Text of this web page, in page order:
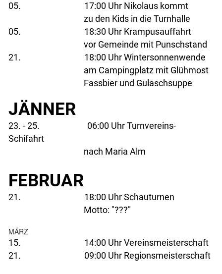
05. 17:00 Uhr Nikolaus kommt
zu den Kids in die Turnhalle
05. 18:30 Uhr Krampusauffahrt
vor Gemeinde mit Punschstand
21. 18:00 Uhr Wintersonnenwende
am Campingplatz mit Glühmost
Fassbier und Gulaschsuppe
JÄNNER
23. - 25. 06:00 Uhr Turnvereins-
Schifahrt
nach Maria Alm
FEBRUAR
21. 18:00 Uhr Schauturnen
Motto: "???"
MÄRZ
15. 14:00 Uhr Vereinsmeisterschaft
21. 09:00 Uhr Regionsmeisterschaft